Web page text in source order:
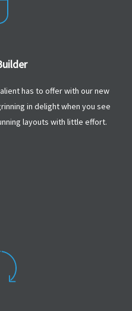
has to offer with our new
in delight when you see
layouts with little effort.